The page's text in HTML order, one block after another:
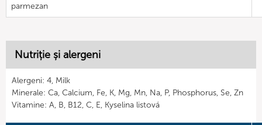
parmezan
Nutriție și alergeni
Alergeni: 4, Milk
Minerale: Ca, Calcium, Fe, K, Mg, Mn, Na, P, Phosphorus, Se, Zn
Vitamine: A, B, B12, C, E, Kyselina listová